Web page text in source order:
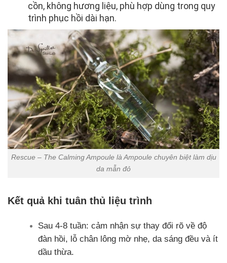
cồn, không hương liệu, phù hợp dùng trong quy
trình phục hồi dài hạn.
Rescue – The Calming Ampoule là Ampoule chuyên biệt làm dịu
da mẫn đỏ
Kết quả khi tuân thủ liệu trình
Sau 4‑8 tuần: cảm nhận sự thay đổi rõ về độ
đàn hồi, lỗ chân lông mờ nhẹ, da sáng đều và ít
dầu thừa.